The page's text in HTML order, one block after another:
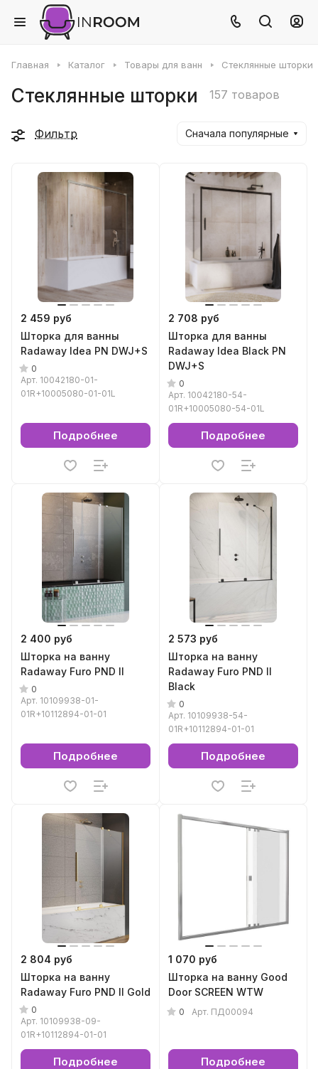
Главная Каталог Товары для ванн Стеклянные шторки
Стеклянные шторки 157 товаров
Фильтр Сначала популярные
2 459 руб
Шторка для ванны
Radaway Idea PN DWJ+S
0
Арт. 10042180-01-
01R+10005080-01-01L
Подробнее
2 708 руб
Шторка для ванны
Radaway Idea Black PN
DWJ+S
0
Арт. 10042180-54-
01R+10005080-54-01L
Подробнее
2 400 руб
Шторка на ванну
Radaway Furo PND II
0
Арт. 10109938-01-
01R+10112894-01-01
Подробнее
2 573 руб
Шторка на ванну
Radaway Furo PND II
Black
0
Арт. 10109938-54-
01R+10112894-01-01
Подробнее
2 804 руб
Шторка на ванну
Radaway Furo PND II Gold
0
Арт. 10109938-09-
01R+10112894-01-01
Подробнее
1 070 руб
Шторка на ванну Good
Door SCREEN WTW
0 Арт. ПД00094
Подробнее